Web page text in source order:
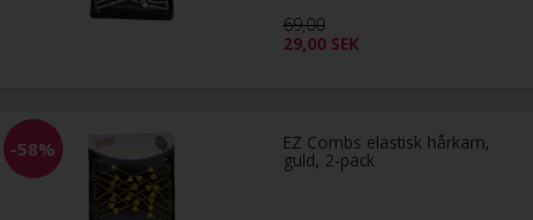
69,00
29,00 SEK
-58% EZ Combs elastisk hårkam,
guld, 2-pack